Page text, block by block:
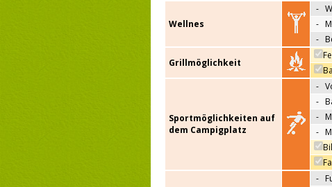
Wellnes
-
-
-
Grillmöglichkeit
Sportmöglichkeiten auf
dem Campigplatz
-
-
-
-
-